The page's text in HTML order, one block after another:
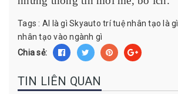
Tags : AI là gì Skyauto trí tuệ nhân tạo là gì
nhân tạo vào ngành gì
Chia sẻ:
TIN LIÊN QUAN